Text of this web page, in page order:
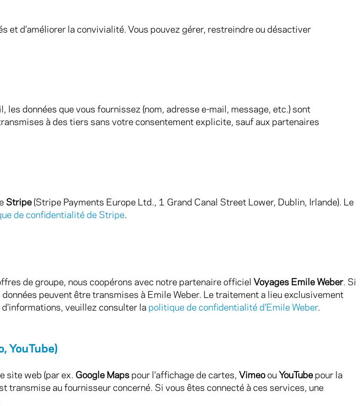
et d'améliorer la convivialité. Vous pouvez gérer, restreindre ou désactiver
données que vous fournissez (nom, adresse e-mail, message, etc.) sont
à des tiers sans votre consentement explicite, sauf aux partenaires
Stripe (Stripe Payments Europe Ltd., 1 Grand Canal Street Lower, Dublin, Irlande). Le
de confidentialité de Stripe.
de groupe, nous coopérons avec notre partenaire officiel Voyages Emile Weber. Si
peuvent être transmises à Emile Weber. Le traitement a lieu exclusivement
d'informations, veuillez consulter la politique de confidentialité d'Emile Weber.
YouTube)
site web (par ex. Google Maps pour l'affichage de cartes, Vimeoou YouTube pour la
transmise au fournisseur concerné. Si vous êtes connecté à ces services, une